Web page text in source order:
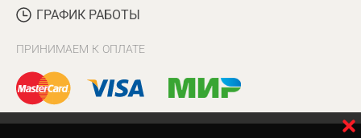
ГРАФИК РАБОТЫ
ПРИНИМАЕМ К ОПЛАТЕ